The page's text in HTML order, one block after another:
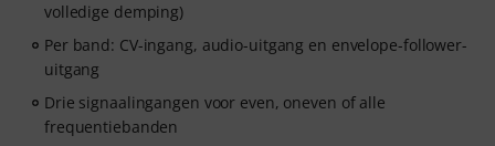
volledige demping)
Per band: CV-ingang, audio-uitgang en envelope-follower-
uitgang
Drie signaalingangen voor even, oneven of alle
frequentiebanden